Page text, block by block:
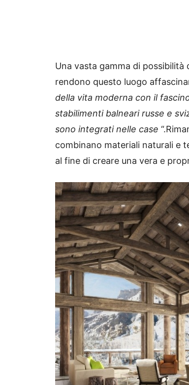
Una vasta gamma di
rendono questo luogo
della vita moderna con il
stabilimenti balneari russe e
sono integrati nelle case “.
combinano materiali naturali e
al fine di creare una vera e